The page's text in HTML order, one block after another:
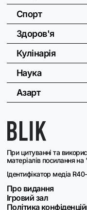
При цитуванні та
матеріалів посилання
Ідентифікатор медіа
Про видання
Ігровий зал
Політика
Спорт
Здоров'я
Кулінарія
Наука
Азарт